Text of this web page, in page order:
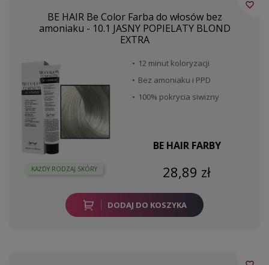
BE HAIR Be Color Farba do włosów bez
amoniaku - 10.1 JASNY POPIELATY BLOND
EXTRA
KAŻDY RODZAJ SKÓRY
12 minut koloryzacji
Bez amoniaku i PPD
100% pokrycia siwizny
BE HAIR FARBY
28,89 zł
DODAJ DO KOSZYKA
favorite_border